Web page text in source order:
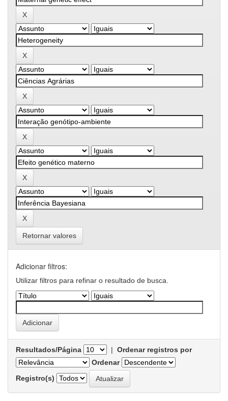
Retornar valores
Adicionar filtros:
Utilizar filtros para refinar o resultado de busca.
Resultados/Página | Ordenar registros por
Ordenar
Registro(s)